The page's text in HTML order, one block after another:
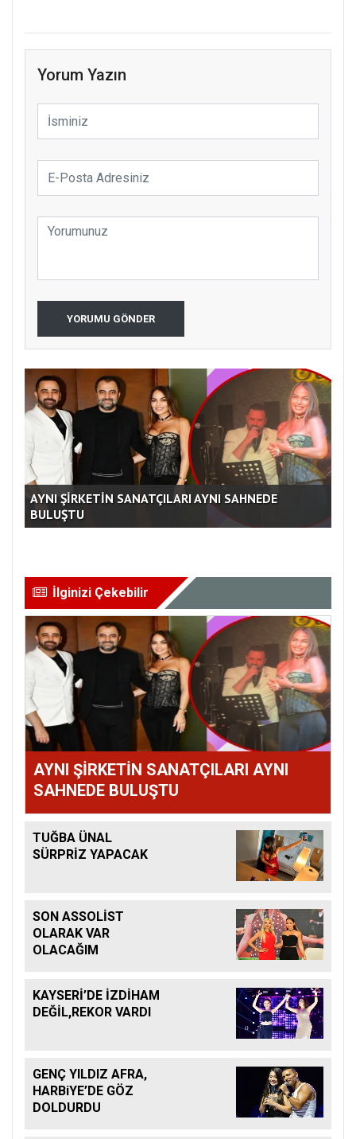
Yorum Yazın
YORUMU GÖNDER
TUĞBA ÜNAL SÜRPRİZ YAPACAK
İlginizi Çekebilir
AYNI ŞİRKETİN SANATÇILARI AYNI
SAHNEDE BULUŞTU
TUĞBA ÜNAL
SÜRPRİZ YAPACAK
SON ASSOLİST
OLARAK VAR
OLACAĞIM
KAYSERİ’DE İZDİHAM
DEĞİL,REKOR VARDI
GENÇ YILDIZ AFRA,
HARBiYE’DE GÖZ
DOLDURDU